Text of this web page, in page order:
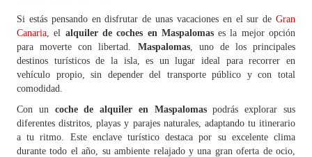
Si estás pensando en disfrutar de unas vacaciones en el sur de Gran
Canaria, el alquiler de coches en Maspalomases la mejor opción
para moverte con libertad. Maspalomas, uno de los principales
destinos turísticos de la isla, es un lugar ideal para recorrer en
vehículo propio, sin depender del transporte público y con total
comodidad.
Con un coche de alquiler en Maspalomaspodrás explorar sus
diferentes distritos, playas y parajes naturales, adaptando tu itinerario
a tu ritmo. Este enclave turístico destaca por su excelente clima
durante todo el año, su ambiente relajado y una gran oferta de ocio,